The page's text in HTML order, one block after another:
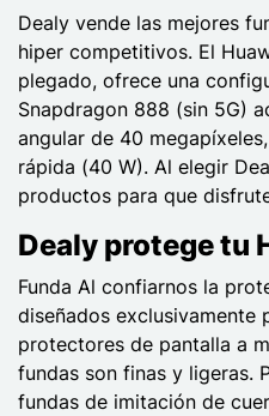
Dealy vende las mejores
hiper competitivos. El
plegado, ofrece una
Snapdragon 888 (sin 5G)
angular de 40
rápida (40 W). Al elegir
productos para que
Dealy protege tu
Funda Al confiarnos la
diseñados exclusivamente
protectores de pantalla a
fundas son finas y ligeras.
fundas de imitación de